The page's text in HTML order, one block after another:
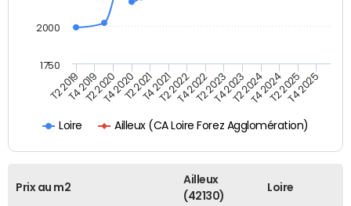
Loire Ailleux (CA Loire Forez Agglomération)
T2 2019T4 2019T2 2020T4 2020T2 2021T4 2021T2 2022T4 2022T2 2023T4 2023T2 2024T4 2024T2 2025T4 2025
2000
1750
Prix au m2
Ailleux
(42130)
Loire